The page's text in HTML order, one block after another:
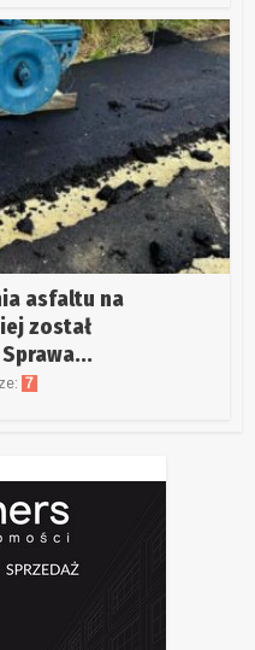
asfaltu na
został
7